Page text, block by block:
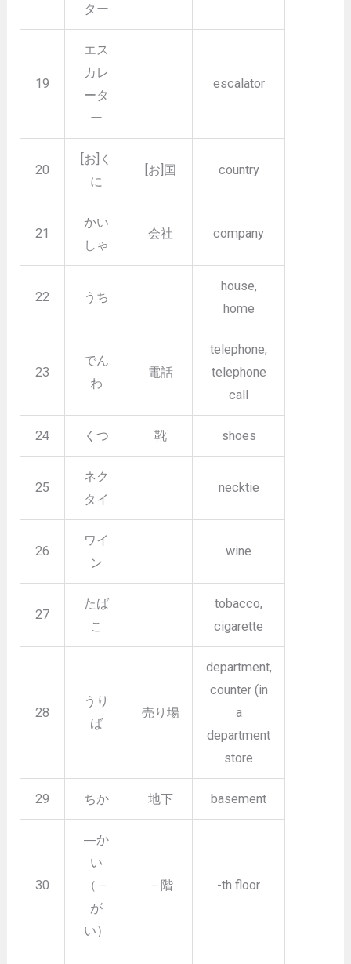
ター
19
エス
カレ
ータ
ー
escalator
20
[お]く
に
[お]国 country
21
かい
しゃ
会社 company
22 うち
house,
home
23
でん
わ
電話
telephone,
telephone
call
24 くつ 靴 shoes
25
ネク
タイ
necktie
26
ワイ
ン
wine
27
たば
こ
tobacco,
cigarette
28
うり
ば
売り場
department,
counter (in
a
department
store
29 ちか 地下 basement
30
―か
い
（－
が
い）
－階 -th floor